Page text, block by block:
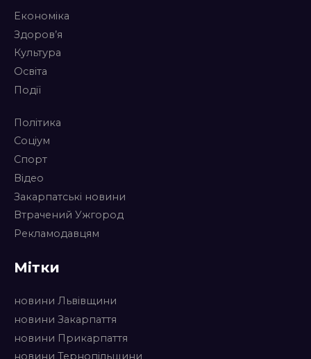
Економіка
Здоров’я
Культура
Освіта
Події
Політика
Соціум
Спорт
Відео
Закарпатські новини
Втрачений Ужгород
Рекламодавцям
Мітки
новини Львівщини
новини Закарпаття
новини Прикарпаття
новини Тернопільщини